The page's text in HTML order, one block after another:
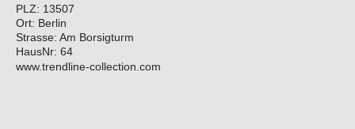
PLZ: 13507
Ort: Berlin
Strasse: Am Borsigturm
HausNr: 64
www.trendline-collection.com